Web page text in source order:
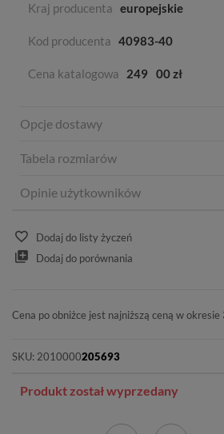
Kraj producenta europejskie
Kod producenta 40983-40
Cena katalogowa 249 00 zł
Opcje dostawy
Tabela rozmiarów
Opinie użytkowników
Dodaj do listy życzeń
Dodaj do porównania
Cena po obniżce jest najniższą ceną w okresie
SKU: 2010000205693
Produkt został wyprzedany